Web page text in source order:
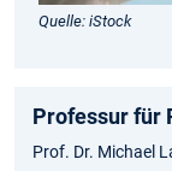
Quelle: iStock
Professur für
Prof. Dr. Michael